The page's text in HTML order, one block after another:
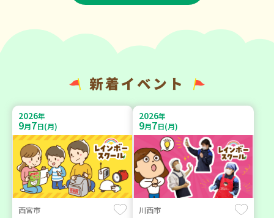
新着イベント
2026年
9月7日(月)
西宮市
2026年
9月7日(月)
川西市